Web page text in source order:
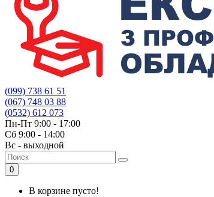
(099) 738 61 51
(067) 748 03 88
(0532) 612 073
Пн-Пт 9:00 - 17:00
Сб 9:00 - 14:00
Вс - выходной
0
В корзине пусто!